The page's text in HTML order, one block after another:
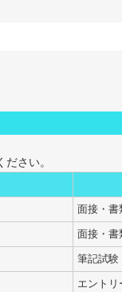
さい。
面接・書
面接・書
筆記試験
エント